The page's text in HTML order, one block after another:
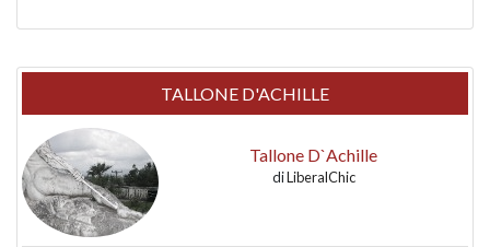
TALLONE D'ACHILLE
Tallone D`Achille
diLiberalChic